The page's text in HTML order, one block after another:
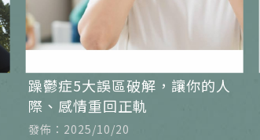
躁鬱症5大誤區破解，讓你的人
際、感情重回正軌
發佈：2025/10/20